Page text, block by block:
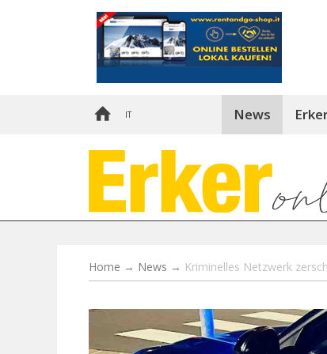
IT News
Home → News → Kriminelles Netzwerk